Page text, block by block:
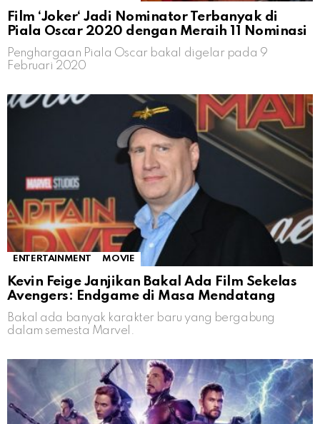
Film ‘Joker‘ Jadi Nominator Terbanyak di
Piala Oscar 2020 dengan Meraih 11 Nominasi
Penghargaan Piala Oscar bakal digelar pada 9
Februari 2020
ENTERTAINMENT MOVIE
Kevin Feige Janjikan Bakal Ada Film Sekelas
Avengers: Endgame di Masa Mendatang
Bakal ada banyak karakter baru yang bergabung
dalam semesta Marvel.